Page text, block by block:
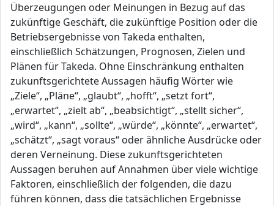
Überzeugungen oder Meinungen in Bezug auf das
zukünftige Geschäft, die zukünftige Position oder die
Betriebsergebnisse von Takeda enthalten,
einschließlich Schätzungen, Prognosen, Zielen und
Plänen für Takeda. Ohne Einschränkung enthalten
zukunftsgerichtete Aussagen häufig Wörter wie
„Ziele“, „Pläne“, „glaubt“, „hofft“, „setzt fort“,
„erwartet“, „zielt ab“, „beabsichtigt“, „stellt sicher“,
„wird“, „kann“, „sollte“, „würde“, „könnte“, „erwartet“,
„schätzt“, „sagt voraus“ oder ähnliche Ausdrücke oder
deren Verneinung. Diese zukunftsgerichteten
Aussagen beruhen auf Annahmen über viele wichtige
Faktoren, einschließlich der folgenden, die dazu
führen können, dass die tatsächlichen Ergebnisse